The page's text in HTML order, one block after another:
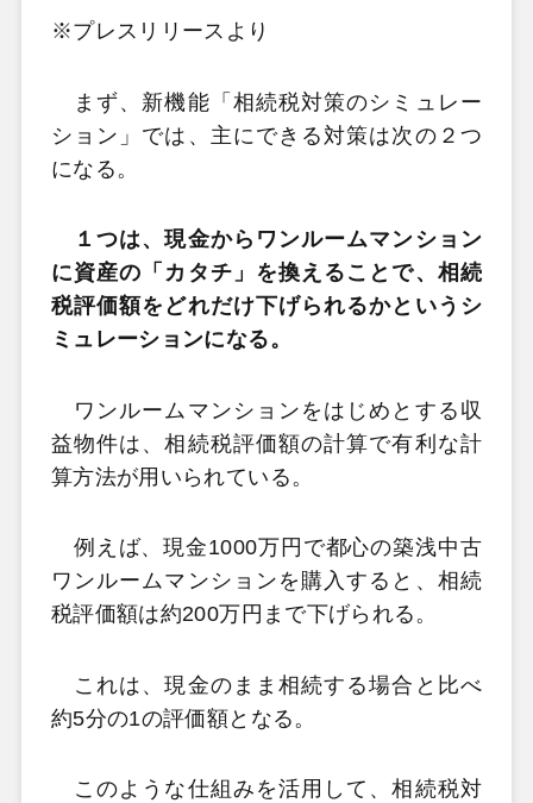
※プレスリリースより
まず、新機能「相続税対策のシミュレー
ション」では、主にできる対策は次の２つ
になる。
１つは、現金からワンルームマンション
に資産の「カタチ」を換えることで、相続
税評価額をどれだけ下げられるかというシ
ミュレーションになる。
ワンルームマンションをはじめとする収
益物件は、相続税評価額の計算で有利な計
算方法が用いられている。
例えば、現金1000万円で都心の築浅中古
ワンルームマンションを購入すると、相続
税評価額は約200万円まで下げられる。
これは、現金のまま相続する場合と比べ
約5分の1の評価額となる。
このような仕組みを活用して、相続税対